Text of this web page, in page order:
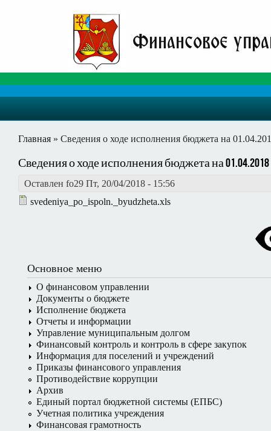
Финансовое
Главная » Сведения о ходе исполнения бюджета на
Сведения о ходе исполнения бюджета на 01.04.2018
Оставлен fo29 Пт, 20/04/2018 - 15:56
svedeniya_po_ispoln._byudzheta.xls
Основное меню
О финансовом управлении
Документы о бюджете
Исполнение бюджета
Отчеты и информации
Управление муниципальным долгом
Финансовый контроль и контроль в сфере закупок
Информация для поселений и учреждений
Приказы финансового управления
Противодействие коррупции
Архив
Единый портал бюджетной системы (ЕПБС)
Учетная политика учреждения
Финансовая грамотность